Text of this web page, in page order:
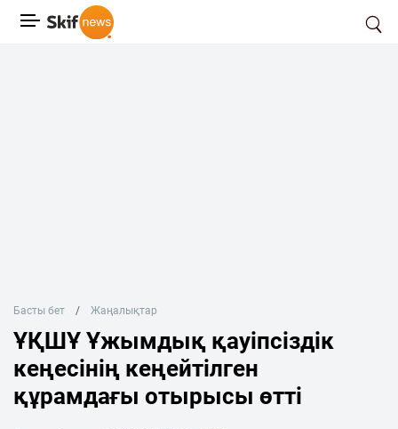
Басты бет Жаңалықтар
ҰҚШҰ Ұжымдық қауіпсіздік
кеңесінің кеңейтілген
құрамдағы отырысы өтті